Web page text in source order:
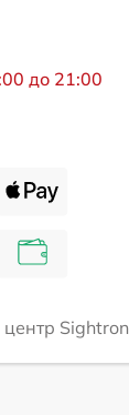
до 21:00
Sightron